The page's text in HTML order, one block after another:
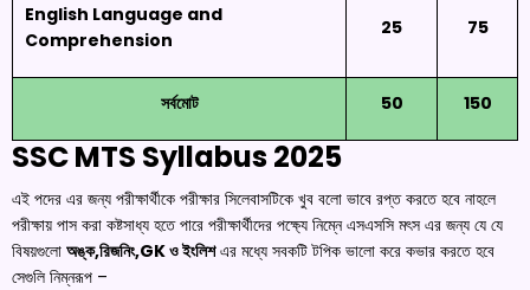
English Language and
Comprehension
25 75
সর্বমোট 50 150
SSC MTS Syllabus 2025
এই পদের এর জন্য পরীক্ষার্থীকে পরীক্ষার সিলেবাসটিকে খুব বলো ভাবে রপ্ত করতে হবে নাহলে
পরীক্ষায় পাস করা কষ্টসাধ্য হতে পারে পরীক্ষার্থীদের পক্ষ্যে নিম্নে এসএসসি মৎস এর জন্য যে যে
বিষয়গুলো অঙ্ক,রিজনিং,GK ও ইংলিশএর মধ্যে সবকটি টপিক ভালো করে কভার করতে হবে
সেগুলি নিম্নরূপ –